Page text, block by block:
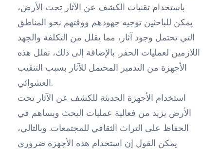
باستخدام تقنيات الكشف عن الآثار تحت الأرض،
يمكن للباحثين توجيه جهودهم ووقتهم نحو المناطق
التي تحتمل وجود آثار، مما يقلل من التكلفة والجهد
اللازمين لعمليات الحفر. بالإضافة إلى ذلك، تقلل هذه
الأجهزة من التدمير المحتمل للآثار بسبب التنقيب
العشوائي.
استخدام الأجهزة الحديثة للكشف عن الآثار تحت
الأرض يزيد من فعالية عمليات البحث ويساهم في
الحفاظ على التراث الثقافي للمجتمعات. وبالتالي،
يمكن القول إن استخدام هذه الأجهزة ضروري